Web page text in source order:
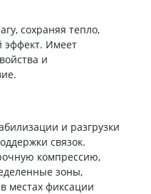
сохраняя тепло,
эффект. Имеет
и
и разгрузки
связок.
компрессию,
зоны,
местах фиксации